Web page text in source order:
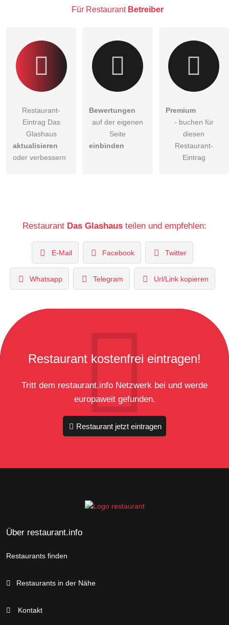
Besucher sichtbar.
Für Restaurant Betreiber
Restaurant-
Eintrag Das
Glashaus
aktualisieren
oder verbessern
Bewertungen
auf der eigenen
Seite
einbinden
Premium
- buchen für
diesen
Restaurant-
Eintrag
Restaurant Das Glashaus teilen und empfehlen:
E-Mail Facebook Twitter
Whatsapp Telegram Url/Link kopieren
Restaurant kostenfrei eintragen!
Tritt dem restaurant.info Netzwerk bei und werde
europaweit gefunden.
Restaurant jetzt eintragen
Über restaurant.info
Restaurants finden
Restaurants in der Nähe
Kontakt